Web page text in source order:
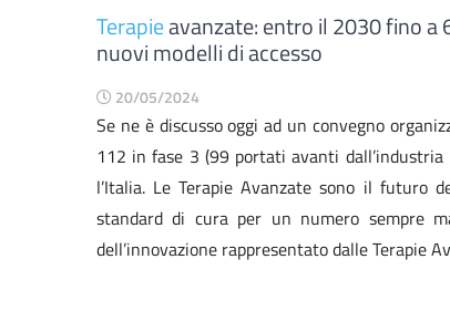
Terapieavanzate: entro il 2030 fino a
nuovi modelli di accesso
20/05/2024
Se ne è discusso oggi ad un convegno
112 in fase 3 (99 portati avanti
l’Italia. Le Terapie Avanzate sono il futuro
standard di cura per un numero sempre
dell’innovazione rappresentato dalle Terapie